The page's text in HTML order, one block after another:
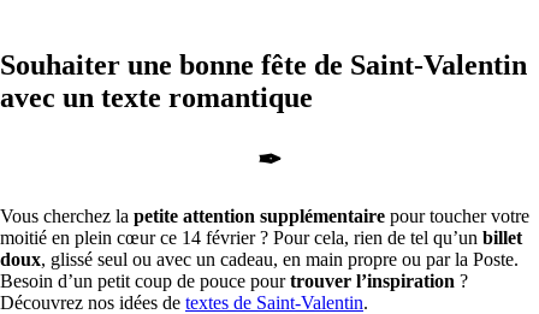
Souhaiter une bonne fête de Saint-Valentin
avec un texte romantique
✒
Vous cherchez la petite attention supplémentaire pour toucher votre
moitié en plein cœur ce 14 février ? Pour cela, rien de tel qu’un billet
doux, glissé seul ou avec un cadeau, en main propre ou par la Poste.
Besoin d’un petit coup de pouce pourtrouver l’inspiration ?
Découvrez nos idées de textes de Saint-Valentin.